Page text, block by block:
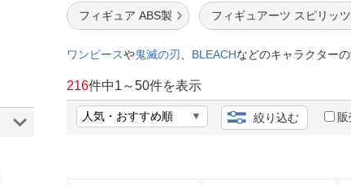
お客様サポート
ご利用ガイド
よくある質問・お問合せ
フィギュア ABS製 フィギュアーツ スピリッツ
ワンピースや鬼滅の刃 BLEACHなどのキャラクター
216件中1 ～50件を表示
絞り込む